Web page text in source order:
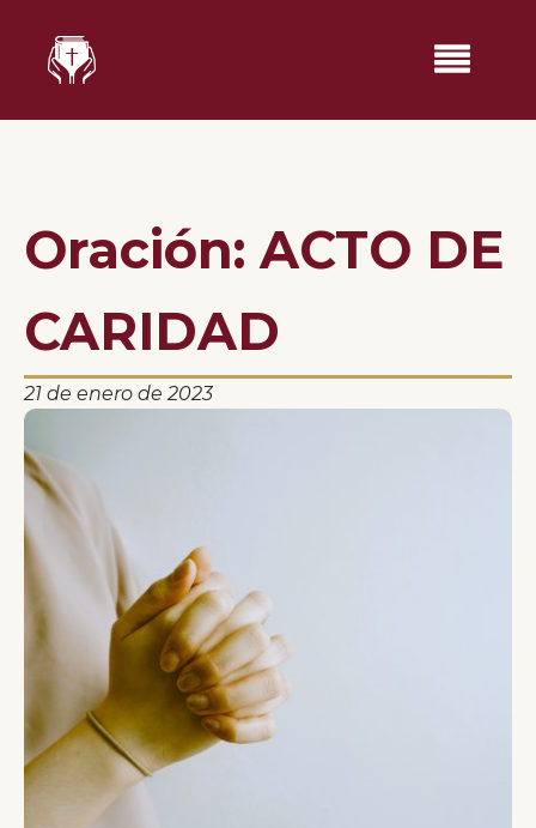
Oración: ACTO DE
CARIDAD
21 de enero de 2023